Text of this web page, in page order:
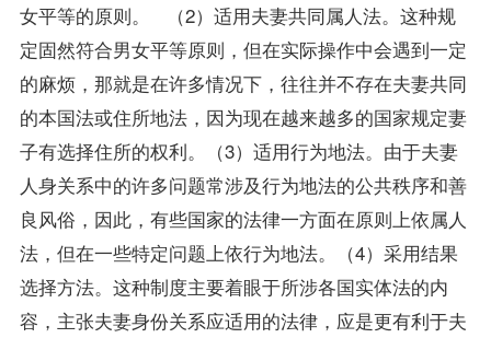
女平等的原则。 （2）适用夫妻共同属人法。这种规
定固然符合男女平等原则，但在实际操作中会遇到一定
的麻烦，那就是在许多情况下，往往并不存在夫妻共同
的本国法或住所地法，因为现在越来越多的国家规定妻
子有选择住所的权利。（3）适用行为地法。由于夫妻
人身关系中的许多问题常涉及行为地法的公共秩序和善
良风俗，因此，有些国家的法律一方面在原则上依属人
法，但在一些特定问题上依行为地法。（4）采用结果
选择方法。这种制度主要着眼于所涉各国实体法的内
容，主张夫妻身份关系应适用的法律，应是更有利于夫